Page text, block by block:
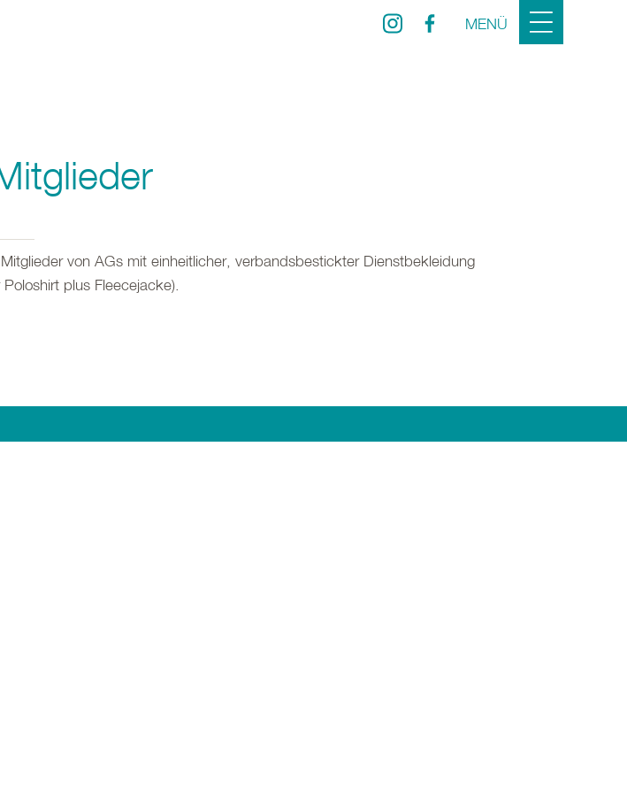
MENÜ
von AGs mit einheitlicher, verbandsbestickter Dienstbekleidung
plus Fleecejacke).